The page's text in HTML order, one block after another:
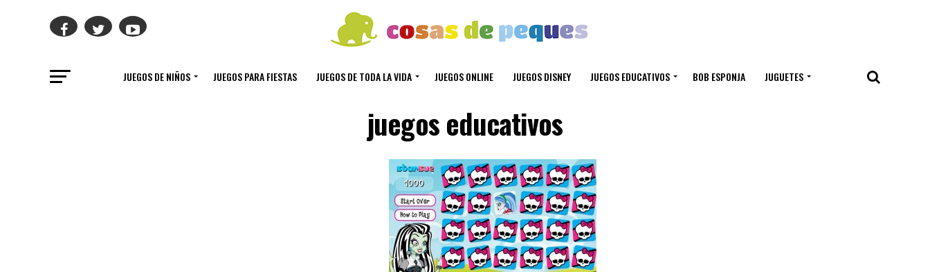
JUEGOS DE NIÑOS JUEGOS PARA FIESTAS JUEGOS DE TODA LA VIDA JUEGOS ONLINE JUEGOS DISNEY JUEGOS EDUCATIVOS BOB ESPONJA JUGUETES
juegos educativos